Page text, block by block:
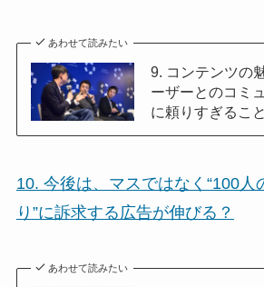
あわせて読みたい
9. コンテンツの
ーザーとのコミ
に頼りすぎるこ
10. 今後は、マスではなく“100人
り”に訴求する広告が伸びる？
あわせて読みたい